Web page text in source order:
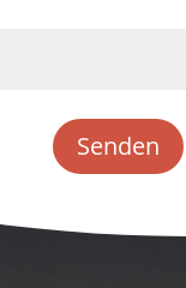
Senden